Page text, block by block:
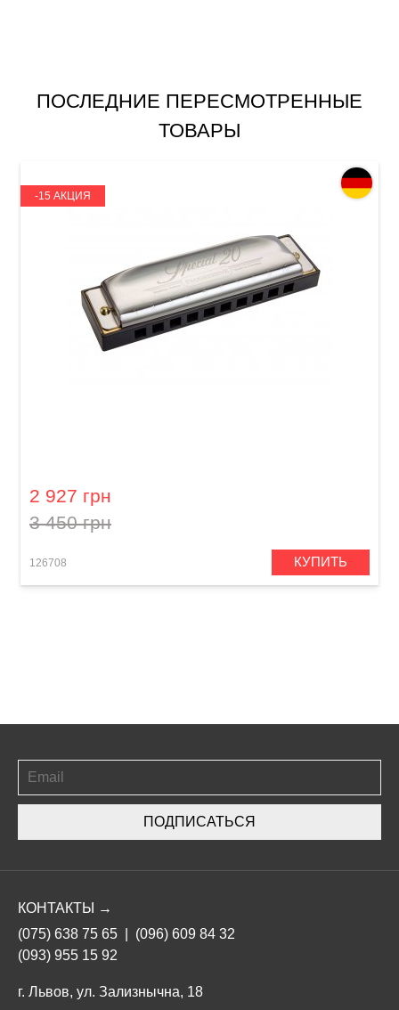
ПОСЛЕДНИЕ ПЕРЕСМОТРЕННЫЕ
ТОВАРЫ
-15 АКЦИЯ
2 927 грн
3 450 грн
126708 КУПИТЬ
ПОДПИСАТЬСЯ
КОНТАКТЫ →
(075) 638 75 65
(096) 609 84 32
(093) 955 15 92
г. Львов, ул. Зализнычна, 18